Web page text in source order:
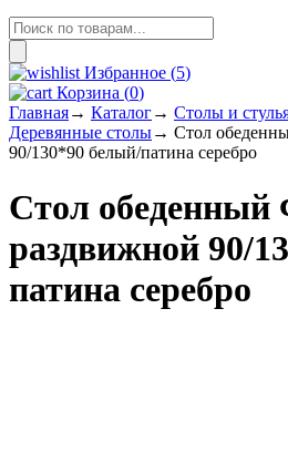
Поиск
товаров
Избранное (5)
Корзина (0)
Главная→ Каталог→ Столы и
Деревянные столы→ Стол
90/130*90 белый/патина серебро
Стол обеденный
раздвижной 90/
патина серебро